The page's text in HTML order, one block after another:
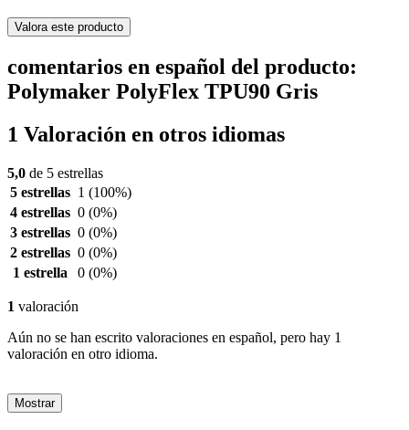
Valora este producto
comentarios en español del producto:
Polymaker PolyFlex TPU90 Gris
1 Valoración en otros idiomas
5,0 de 5 estrellas
5 estrellas 1 (100%)
4 estrellas 0 (0%)
3 estrellas 0 (0%)
2 estrellas 0 (0%)
1 estrella
0 (0%)
1 valoración
Aún no se han escrito valoraciones en español, pero hay 1
valoración en otro idioma.
Mostrar